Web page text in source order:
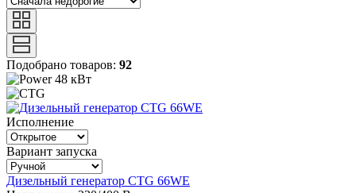
Подобрано товаров: 92
48 кВт
Исполнение
Вариант запуска
Дизельный генератор CTG 66WE